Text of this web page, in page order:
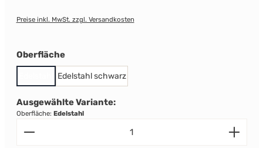
Preise inkl. MwSt. zzgl. Versandkosten
Oberflächeauswählen
Edelstahl schwarz
Ausgewählte Variante:
Oberfläche: Edelstahl
Produkt Anzahl: Gib den gewünschten Wert ein